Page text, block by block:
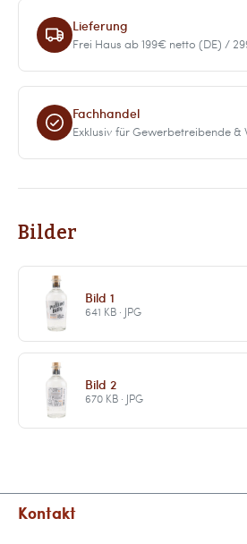
Lieferung
Frei Haus ab 199€ netto (DE) /
Fachhandel
Exklusiv für Gewerbetreibende &
Bilder
Bild 1
641 KB · JPG
Bild 2
670 KB · JPG
Kontakt